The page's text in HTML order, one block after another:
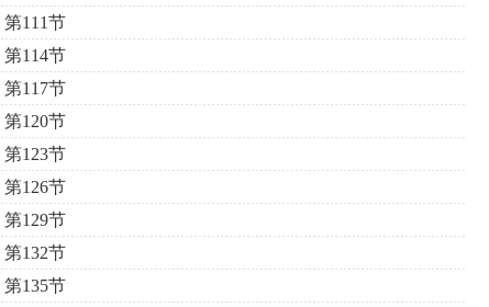
第111节
第114节
第117节
第120节
第123节
第126节
第129节
第132节
第135节